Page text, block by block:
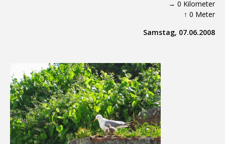
→ 0 Kilometer
↑ 0 Meter
Samstag, 07.06.2008